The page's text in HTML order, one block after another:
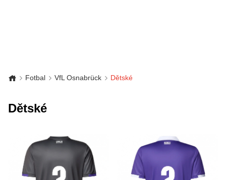
Fotbal VfL Osnabrück Dětské
Dětské